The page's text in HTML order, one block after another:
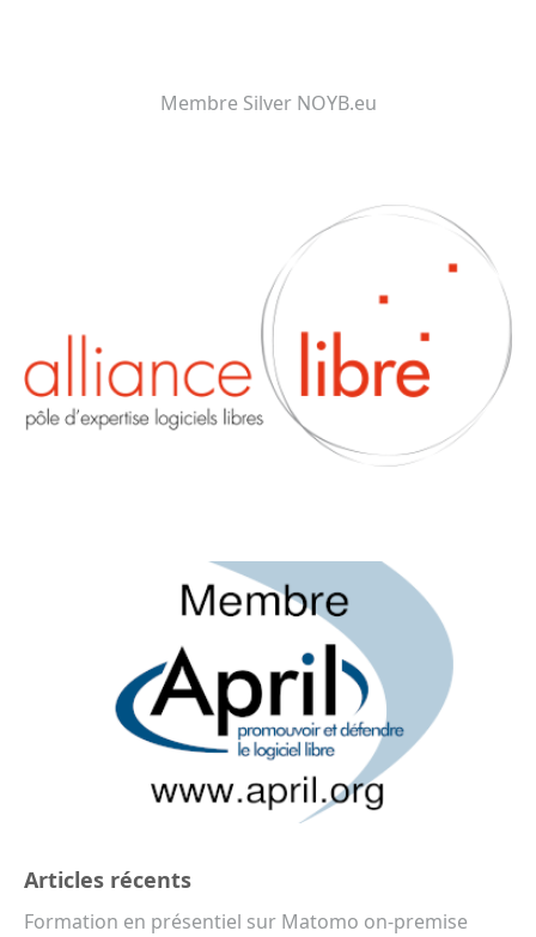
Membre Silver NOYB.eu
Articles récents
Formation en présentiel sur Matomo on-premise